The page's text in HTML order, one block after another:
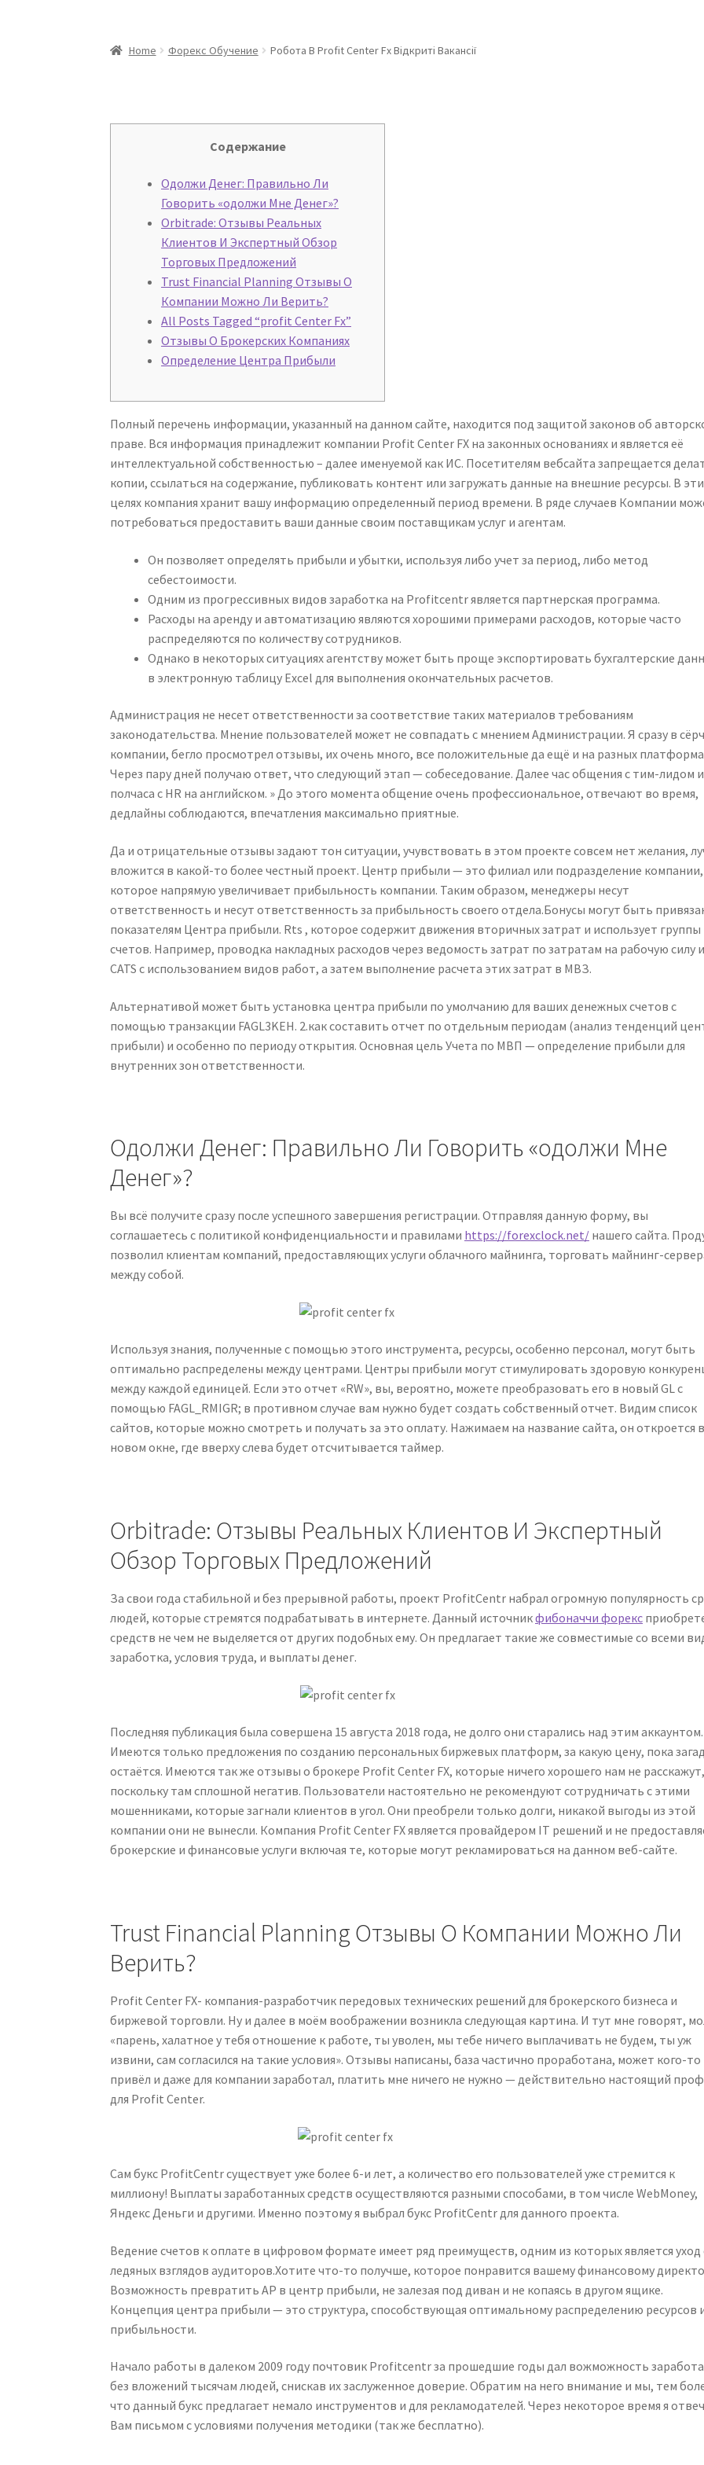
Home Форекс Обучение Робота В Profit Center Fx Відкриті Вакансії
Cодержание
Одолжи Денег: Правильно Ли
Говорить «одолжи Мне Денег»?
Orbitrade: Отзывы Реальных
Клиентов И Экспертный Обзор
Торговых Предложений
Trust Financial Planning Отзывы О
Компании Можно Ли Верить?
All Posts Tagged “profit Center Fx”
Отзывы О Брокерских Компаниях
Определение Центра Прибыли
Полный перечень информации, указанный на данном сайте, находится под защитой законов об
праве. Вся информация принадлежит компании Profit Center FX на законных основаниях и является её
интеллектуальной собственностью – далее именуемой как ИС. Посетителям вебсайта запрещается
копии, ссылаться на содержание, публиковать контент или загружать данные на внешние ресурсы. В
целях компания хранит вашу информацию определенный период времени. В ряде случаев Компании
потребоваться предоставить ваши данные своим поставщикам услуг и агентам.
Он позволяет определять прибыли и убытки, используя либо учет за период, либо метод
себестоимости.
Одним из прогрессивных видов заработка на Profitcentr является партнерская программа.
Расходы на аренду и автоматизацию являются хорошими примерами расходов, которые часто
распределяются по количеству сотрудников.
Однако в некоторых ситуациях агентству может быть проще экспортировать бухгалтерские
в электронную таблицу Excel для выполнения окончательных расчетов.
Администрация не несет ответственности за соответствие таких материалов требованиям
законодательства. Мнение пользователей может не совпадать с мнением Администрации. Я сразу в
компании, бегло просмотрел отзывы, их очень много, все положительные да ещё и на разных
Через пару дней получаю ответ, что следующий этап — собеседование. Далее час общения с тим-лидом и
полчаса с HR на английском. » До этого момента общение очень профессиональное, отвечают во время,
дедлайны соблюдаются, впечатления максимально приятные.
Да и отрицательные отзывы задают тон ситуации, учувствовать в этом проекте совсем нет желания,
вложится в какой-то более честный проект. Центр прибыли — это филиал или подразделение компании,
которое напрямую увеличивает прибыльность компании. Таким образом, менеджеры несут
ответственность и несут ответственность за прибыльность своего отдела.Бонусы могут быть
показателям Центра прибыли. Rts , которое содержит движения вторичных затрат и использует группы
счетов. Например, проводка накладных расходов через ведомость затрат по затратам на рабочую силу
CATS с использованием видов работ, а затем выполнение расчета этих затрат в МВЗ.
Альтернативой может быть установка центра прибыли по умолчанию для ваших денежных счетов с
помощью транзакции FAGL3KEH. 2.как составить отчет по отдельным периодам (анализ тенденций
прибыли) и особенно по периоду открытия. Основная цель Учета по МВП — определение прибыли для
внутренних зон ответственности.
Одолжи Денег: Правильно Ли Говорить «одолжи Мне
Денег»?
Вы всё получите сразу после успешного завершения регистрации. Отправляя данную форму, вы
соглашаетесь с политикой конфиденциальности и правилами https://forexclock.net/ нашего сайта.
позволил клиентам компаний, предоставляющих услуги облачного майнинга, торговать майнинг-
между собой.
Используя знания, полученные с помощью этого инструмента, ресурсы, особенно персонал, могут быть
оптимально распределены между центрами. Центры прибыли могут стимулировать здоровую
между каждой единицей. Если это отчет «RW», вы, вероятно, можете преобразовать его в новый GL с
помощью FAGL_RMIGR; в противном случае вам нужно будет создать собственный отчет. Видим список
сайтов, которые можно смотреть и получать за это оплату. Нажимаем на название сайта, он откроется в
новом окне, где вверху слева будет отсчитывается таймер.
Orbitrade: Отзывы Реальных Клиентов И Экспертный
Обзор Торговых Предложений
За свои года стабильной и без прерывной работы, проект ProfitCentr набрал огромную популярность
людей, которые стремятся подрабатывать в интернете. Данный источникфибоначчи форекс
средств не чем не выделяется от других подобных ему. Он предлагает такие же совместимые со всеми
заработка, условия труда, и выплаты денег.
Последняя публикация была совершена 15 августа 2018 года, не долго они старались над этим аккаунтом.
Имеются только предложения по созданию персональных биржевых платформ, за какую цену, пока
остаётся. Имеются так же отзывы о брокере Profit Center FX, которые ничего хорошего нам не расскажут,
поскольку там сплошной негатив. Пользователи настоятельно не рекомендуют сотрудничать с этими
мошенниками, которые загнали клиентов в угол. Они преобрели только долги, никакой выгоды из этой
компании они не вынесли. Компания Profit Center FX является провайдером IT решений и не
брокерские и финансовые услуги включая те, которые могут рекламироваться на данном веб-сайте.
Trust Financial Planning Отзывы О Компании Можно Ли
Верить?
Profit Center FX- компания-разработчик передовых технических решений для брокерского бизнеса и
биржевой торговли. Ну и далее в моём воображении возникла следующая картина. И тут мне говорят,
«парень, халатное у тебя отношение к работе, ты уволен, мы тебе ничего выплачивать не будем, ты уж
извини, сам согласился на такие условия». Отзывы написаны, база частично проработана, может кого-то
привёл и даже для компании заработал, платить мне ничего не нужно — действительно настоящий
для Profit Center.
Сам букс ProfitCentr существует уже более 6-и лет, а количество его пользователей уже стремится к
миллиону! Выплаты заработанных средств осуществляются разными способами, в том числе WebMoney,
Яндекс Деньги и другими. Именно поэтому я выбрал букс ProfitCentr для данного проекта.
Ведение счетов к оплате в цифровом формате имеет ряд преимуществ, одним из которых является уход
ледяных взглядов аудиторов.Хотите что-то получше, которое понравится вашему финансовому
Возможность превратить AP в центр прибыли, не залезая под диван и не копаясь в другом ящике.
Концепция центра прибыли — это структура, способствующая оптимальному распределению ресурсов
прибыльности.
Начало работы в далеком 2009 году почтовик Profitcentr за прошедшие годы дал вожможность
без вложений тысячам людей, снискав их заслуженное доверие. Обратим на него внимание и мы, тем
что данный букс предлагает немало инструментов и для рекламодателей. Через некоторое время я
Вам письмом с условиями получения методики (так же бесплатно).